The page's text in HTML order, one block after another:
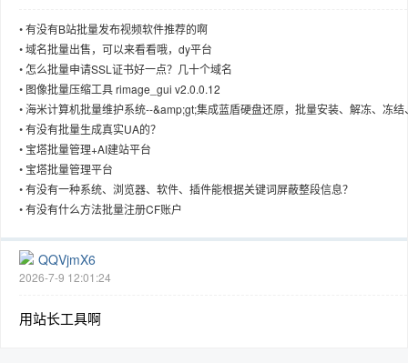
•有没有B站批量发布视频软件推荐的啊
•域名批量出售，可以来看看哦，dy平台
• 怎么批量申请SSL证书好一点？几十个域名
• 图像批量压缩工具 rimage_gui v2.0.0.12
•海米计算机批量维护系统--&amp;gt;集成蓝盾硬盘还原，批量安装、解冻、冻结
卸载都很方便
•有没有批量生成真实UA的？
• 宝塔批量管理+AI建站平台
• 宝塔批量管理平台
•有没有一种系统、浏览器、软件、插件能根据关键词屏蔽整段信息？
•有没有什么方法批量注册CF账户
QQVjmX6
2026-7-9 12:01:24
用站长工具啊